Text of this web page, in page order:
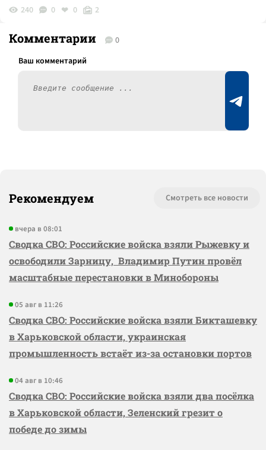
240 0 0 2
Комментарии 0
Рекомендуем Смотреть все новости
вчера в 08:01
Сводка СВО: Российские войска взяли Рыжевку и
освободили Зарницу, Владимир Путин провёл
масштабные перестановки в Минобороны
05 авг в 11:26
Сводка СВО: Российские войска взяли Бикташевку
в Харьковской области, украинская
промышленность встаёт из-за остановки портов
04 авг в 10:46
Сводка СВО: Российские войска взяли два посёлка
в Харьковской области, Зеленский грезит о
победе до зимы